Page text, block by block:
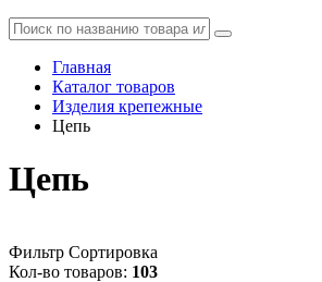
Главная
Каталог товаров
Изделия крепежные
Цепь
Цепь
Фильтр Сортировка
Кол-во товаров: 103